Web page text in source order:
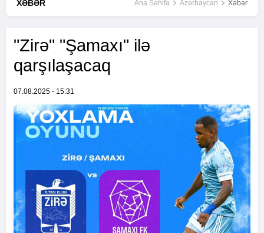
XƏBƏR Ana Səhifə Azərbaycan Xəbər
"Zirə" "Şamaxı" ilə
qarşılaşacaq
07.08.2025 - 15:31